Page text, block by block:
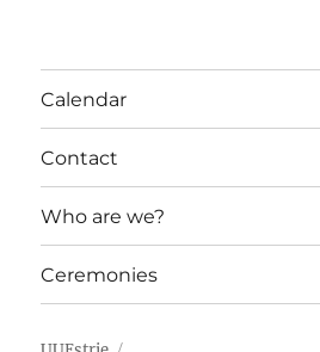
Calendar
Contact
Who are we?
Ceremonies